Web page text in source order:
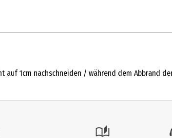
weiß
1cm nachschneiden / während dem Abbrand